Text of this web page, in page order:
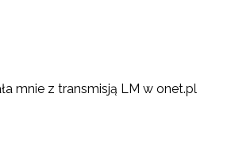
mnie z transmisją LM w onet.pl